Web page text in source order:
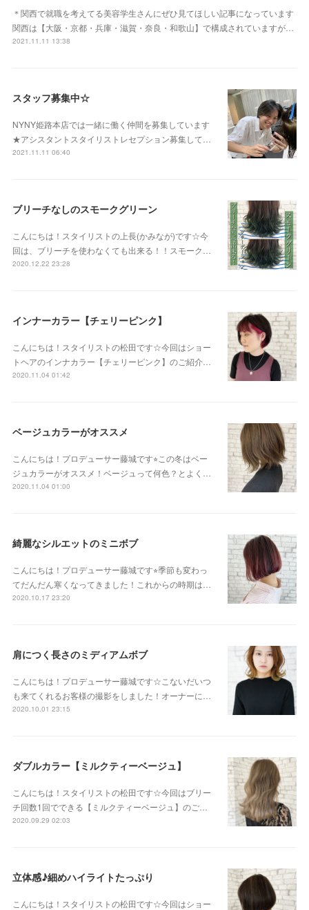
＊関西で就職を考えてる美容学生さんにぜひ見てほしい記事になっています
関西は【大阪・京都・兵庫・滋賀・奈良・和歌山】で構成されていますが…
2021.11.11 13:38
スタッフ募集中☆
NYNY姫路本店では一緒に働く仲間を募集しています
★アシスタントスタイリストレセプション募集して…
2021.11.11 06:40
ブリーチなしのスモークグリーン
こんにちは！スタイリストの上長(かみなが)です☆今
回は、ブリーチを使わなくても出来る！！スモーク…
2020.12.22 23:28
インナーカラー【チェリーピンク】
こんにちは！スタイリストの松田です☆今回はショー
トヘアのインナカラー【チェリーピンク】のご紹介…
2020.11.04 01:42
ベージュカラーがオススメ
こんにちは！プロデューサー藤城です⭐︎この冬はベー
ジュカラーがオススメ！ベージュって何色？とよく…
2020.11.04 01:00
綺麗なシルエットのミニボブ
こんにちは！プロデューサー藤城です⭐︎季節も変わっ
てだんだん寒くなってきました！これからの時期は…
2020.10.17 23:20
肩につく長さのミディアムボブ
こんにちは！プロデューサー藤城です☆こないだいつ
も来てくれるお客様の撮影をしました！オーナーに…
2020.10.01 23:15
ダブルカラー【ミルクティーベージュ】
こんにちは！スタイリストの松田です☆今回はブリー
チ回数1回でできる【ミルクティーベージュ】のご…
2020.09.29 02:03
立体感♪細めハイライトたっぷり
こんにちは！スタイリストの松田です☆今回はショー